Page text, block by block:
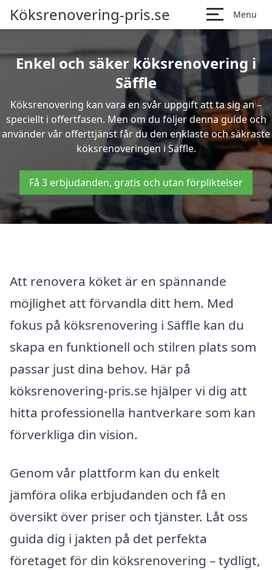
Köksrenovering-pris.se Menu
Enkel och säker köksrenovering i
Säffle
Köksrenovering kan vara en svår uppgift att ta sig an –
speciellt i offertfasen. Men om du följer denna guide och
använder vår offerttjänst får du den enklaste och säkraste
köksrenoveringen i Säffle.
Få 3 erbjudanden, gratis och utan förpliktelser
Att renovera köket är en spännande
möjlighet att förvandla ditt hem. Med
fokus på köksrenovering i Säffle kan du
skapa en funktionell och stilren plats som
passar just dina behov. Här på
köksrenovering-pris.se hjälper vi dig att
hitta professionella hantverkare som kan
förverkliga din vision.
Genom vår plattform kan du enkelt
jämföra olika erbjudanden och få en
översikt över priser och tjänster. Låt oss
guida dig i jakten på det perfekta
företaget för din köksrenovering – tydligt,